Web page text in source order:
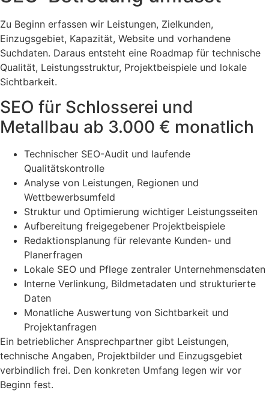
Zu Beginn erfassen wir Leistungen, Zielkunden,
Einzugsgebiet, Kapazität, Website und vorhandene
Suchdaten. Daraus entsteht eine Roadmap für technische
Qualität, Leistungsstruktur, Projektbeispiele und lokale
Sichtbarkeit.
SEO für Schlosserei und
Metallbau ab 3.000 € monatlich
Technischer SEO-Audit und laufende
Qualitätskontrolle
Analyse von Leistungen, Regionen und
Wettbewerbsumfeld
Struktur und Optimierung wichtiger Leistungsseiten
Aufbereitung freigegebener Projektbeispiele
Redaktionsplanung für relevante Kunden- und
Planerfragen
Lokale SEO und Pflege zentraler Unternehmensdaten
Interne Verlinkung, Bildmetadaten und strukturierte
Daten
Monatliche Auswertung von Sichtbarkeit und
Projektanfragen
Ein betrieblicher Ansprechpartner gibt Leistungen,
technische Angaben, Projektbilder und Einzugsgebiet
verbindlich frei. Den konkreten Umfang legen wir vor
Beginn fest.